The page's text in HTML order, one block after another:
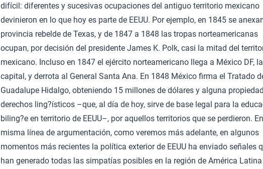
difícil: diferentes y sucesivas ocupaciones del antiguo territorio mexicano
devinieron en lo que hoy es parte de EEUU. Por ejemplo, en 1845 se
provincia rebelde de Texas, y de 1847 a 1848 las tropas norteamericanas
ocupan, por decisión del presidente James K. Polk, casi la mitad del
mexicano. Incluso en 1847 el ejército norteamericano llega a México DF, la
capital, y derrota al General Santa Ana. En 1848 México firma el Tratado
Guadalupe Hidalgo, obteniendo 15 millones de dólares y alguna
derechos ling?ísticos –que, al día de hoy, sirve de base legal para la
biling?e en territorio de EEUU–, por aquellos territorios que se perdieron.
misma línea de argumentación, como veremos más adelante, en algunos
momentos más recientes la política exterior de EEUU ha enviado señales
han generado todas las simpatías posibles en la región de América Latina